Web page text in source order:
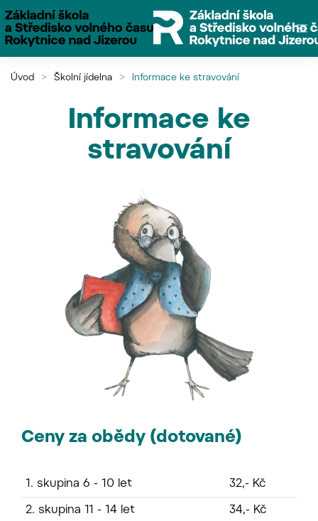
Přejít na hlavní obsah
Úvod Školní jídelna Informace ke stravování
Informace ke
stravování
Ceny za obědy (dotované)
1. skupina 6 - 10 let 32,- Kč
2. skupina 11 - 14 let 34,- Kč